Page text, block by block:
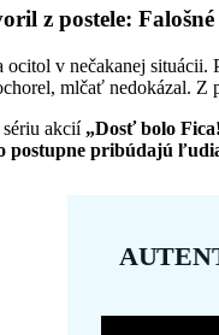
z postele:
ocitol v nečakanej situácii.
mlčať nedokázal. Z
sériu akcií „Dosť bolo
postupne pribúdajú